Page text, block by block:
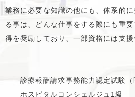
業務に必要な知識の他にも、体系的
る事は、どんな仕事をする際にも重
得を奨励しており、一部資格には支援
診療報酬請求事務能力認定試験（
ホスピタルコンシェルジュ1級